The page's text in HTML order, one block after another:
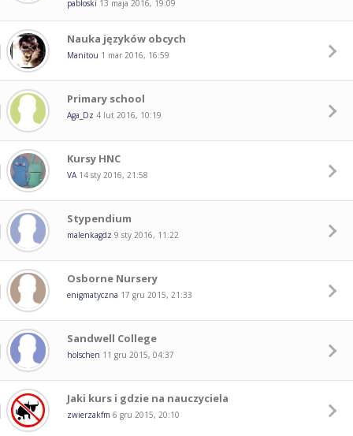
pabloski 13 maja 2016, 19:09
Nauka języków obcych
Manitou 1 mar 2016, 16:59
Primary school
Aga_Dz 4 lut 2016, 10:19
Kursy HNC
VA 14 sty 2016, 21:58
Stypendium
malenkagdz 9 sty 2016, 11:22
Osborne Nursery
enigmatyczna 17 gru 2015, 21:33
Sandwell College
holschen 11 gru 2015, 04:37
Jaki kurs i gdzie na nauczyciela
zwierzakfm 6 gru 2015, 20:10